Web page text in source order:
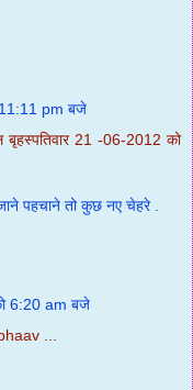
pm बजे
बृहस्पतिवार 21 -06-2012 को
पहचाने तो कुछ नए चेहरे .
6:20 am बजे
...